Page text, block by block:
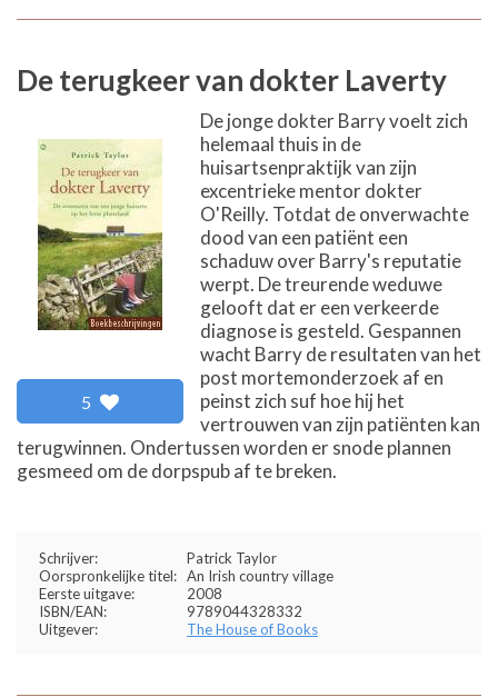
De terugkeer van dokter Laverty
5
De jonge dokter Barry voelt zich
helemaal thuis in de
huisartsenpraktijk van zijn
excentrieke mentor dokter
O'Reilly. Totdat de onverwachte
dood van een patiënt een
schaduw over Barry's reputatie
werpt. De treurende weduwe
gelooft dat er een verkeerde
diagnose is gesteld. Gespannen
wacht Barry de resultaten van het
post mortemonderzoek af en
peinst zich suf hoe hij het
vertrouwen van zijn patiënten kan
terugwinnen. Ondertussen worden er snode plannen
gesmeed om de dorpspub af te breken.
Schrijver:
Patrick Taylor
Oorspronkelijke titel: An Irish country village
Eerste uitgave:
2008
ISBN/EAN:
9789044328332
Uitgever:
The House of Books